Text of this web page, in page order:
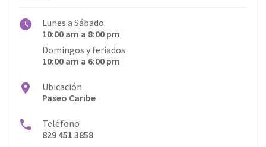
Lunes a Sábado
10:00 am a 8:00 pm
Domingos y feriados
10:00 am a 6:00 pm
Ubicación
Paseo Caribe
Teléfono
829 451 3858